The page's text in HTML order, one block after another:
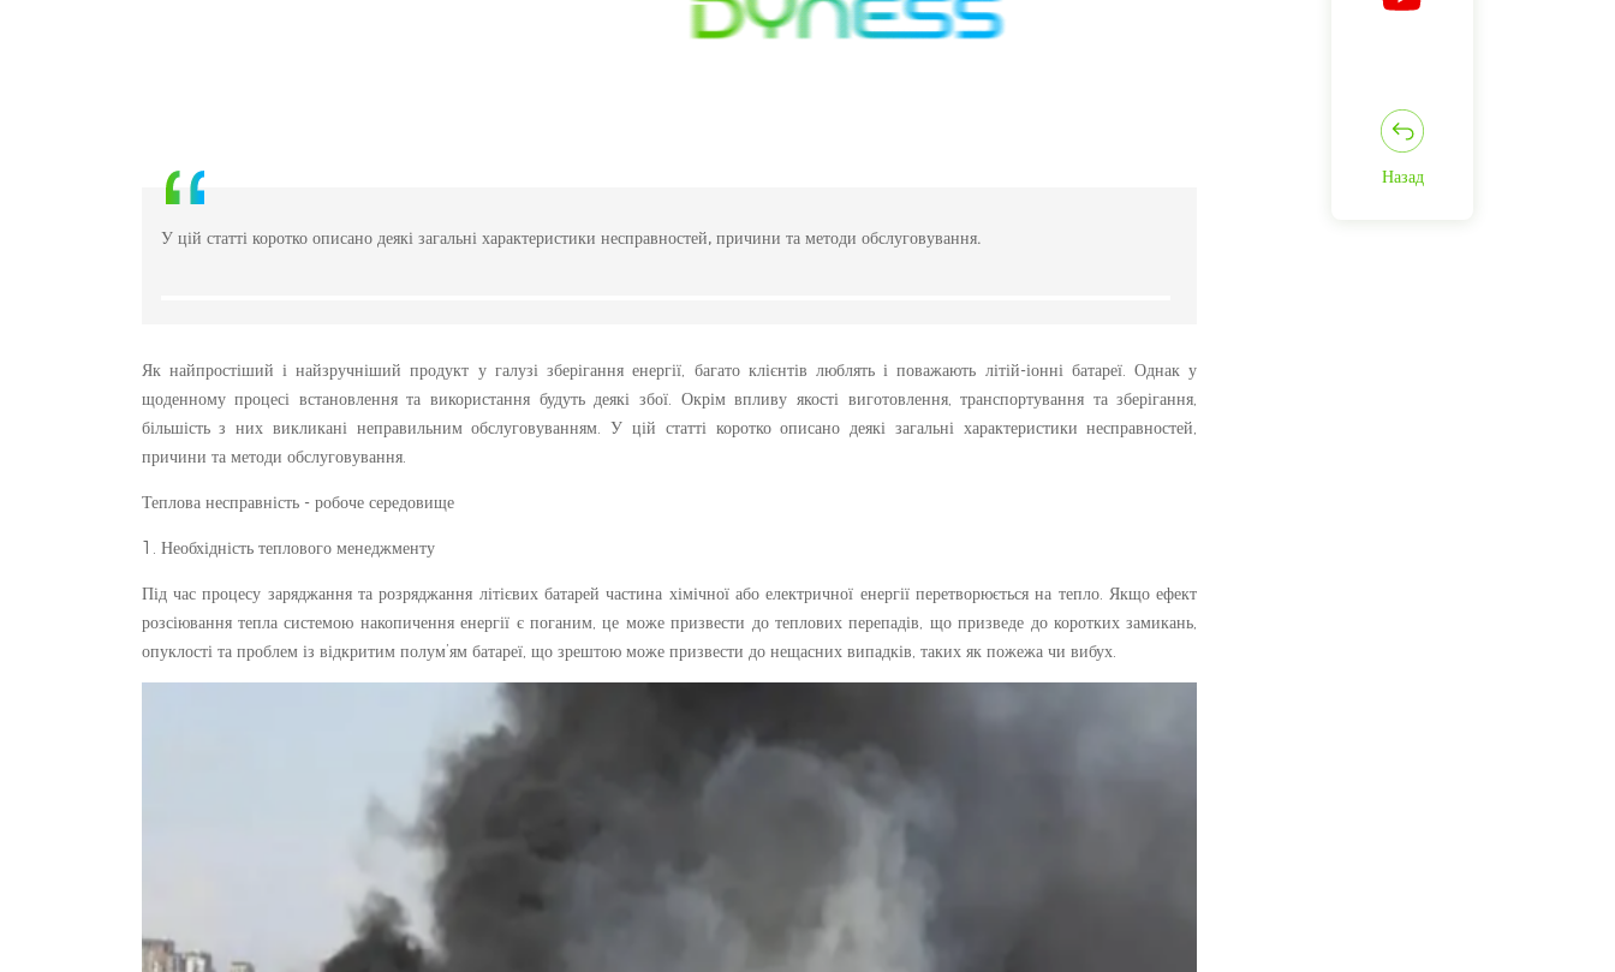
У цій статті коротко описано деякі загальні характеристики несправностей, причини та методи обслуговування.
Як найпростіший і найзручніший продукт у галузі зберігання енергії, багато клієнтів люблять і поважають літій-іонні батареї. Однак у
щоденному процесі встановлення та використання будуть деякі збої. Окрім впливу якості виготовлення, транспортування та зберігання,
більшість з них викликані неправильним обслуговуванням. У цій статті коротко описано деякі загальні характеристики несправностей,
причини та методи обслуговування.
Теплова несправність - робоче середовище
1. Необхідність теплового менеджменту
Під час процесу заряджання та розряджання літієвих батарей частина хімічної або електричної енергії перетворюється на тепло. Якщо ефект
розсіювання тепла системою накопичення енергії є поганим, це може призвести до теплових перепадів, що призведе до коротких замикань,
опуклості та проблем із відкритим полум’ям батареї, що зрештою може призвести до нещасних випадків, таких як пожежа чи вибух.
Назад